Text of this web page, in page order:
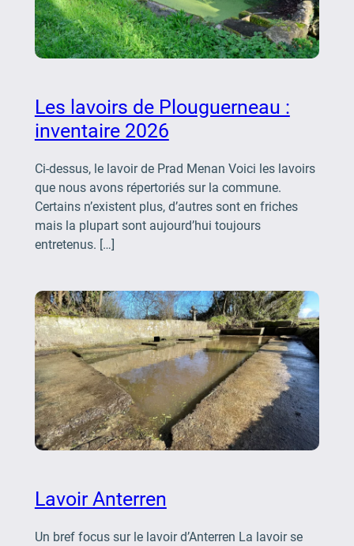
Les lavoirs de Plouguerneau :
inventaire 2026
Ci-dessus, le lavoir de Prad Menan Voici les lavoirs
que nous avons répertoriés sur la commune.
Certains n’existent plus, d’autres sont en friches
mais la plupart sont aujourd’hui toujours
entretenus. […]
Lavoir Anterren
Un bref focus sur le lavoir d’Anterren La lavoir se